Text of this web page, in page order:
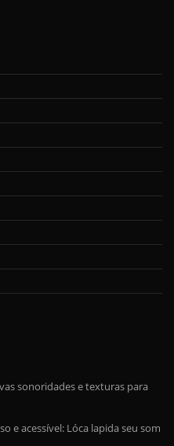
sonoridades e texturas para
e acessível: Lóca lapida seu som